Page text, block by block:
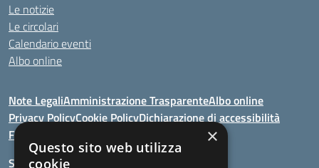
Le notizie
Le circolari
Calendario eventi
Albo online
Note LegaliAmministrazione TrasparenteAlbo online
Privacy PolicyCookie PolicyDichiarazione di accessibilità
Feedback
Seguici su:
×
Questo sito web utilizza
cookie